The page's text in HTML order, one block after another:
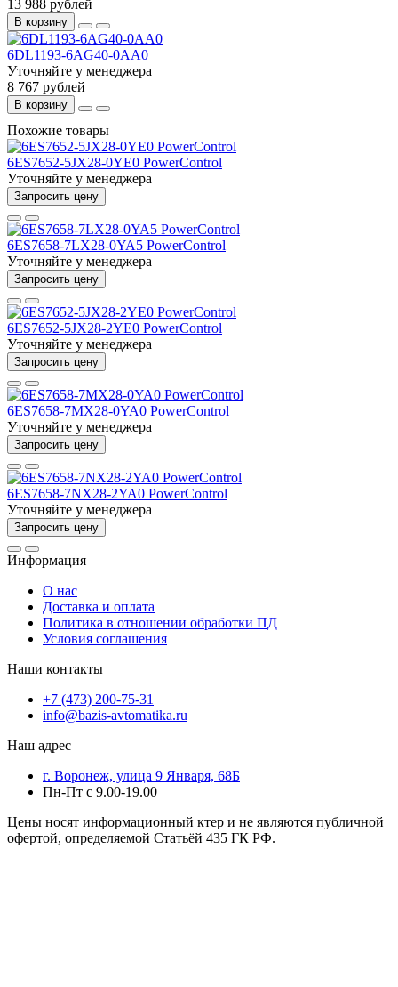
13 988 рублей
В корзину
6DL1193-6AG40-0AA0
Уточняйте у менеджера
8 767 рублей
В корзину
Похожие товары
6ES7652-5JX28-0YE0 PowerControl
Уточняйте у менеджера
Запросить цену
6ES7658-7LX28-0YA5 PowerControl
Уточняйте у менеджера
Запросить цену
6ES7652-5JX28-2YE0 PowerControl
Уточняйте у менеджера
Запросить цену
6ES7658-7MX28-0YA0 PowerControl
Уточняйте у менеджера
Запросить цену
6ES7658-7NX28-2YA0 PowerControl
Уточняйте у менеджера
Запросить цену
Информация
О нас
Доставка и оплата
Политика в отношении обработки ПД
Условия соглашения
Наши контакты
+7 (473) 200-75-31
info@bazis-avtomatika.ru
Наш адрес
г. Воронеж, улица 9 Января, 68Б
Пн-Пт с 9.00-19.00
Цены носят информационный ктер и не являются публичной
офертой, определяемой Статьёй 435 ГК РФ.